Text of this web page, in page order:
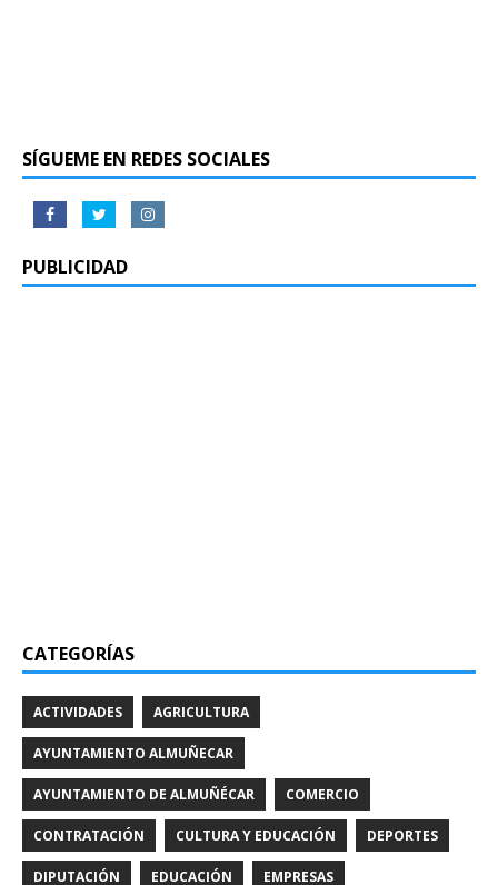
SÍGUEME EN REDES SOCIALES
PUBLICIDAD
CATEGORÍAS
ACTIVIDADES AGRICULTURA
AYUNTAMIENTO ALMUÑECAR
AYUNTAMIENTO DE ALMUÑÉCAR COMERCIO
CONTRATACIÓN CULTURA Y EDUCACIÓN DEPORTES
DIPUTACIÓN EDUCACIÓN EMPRESAS